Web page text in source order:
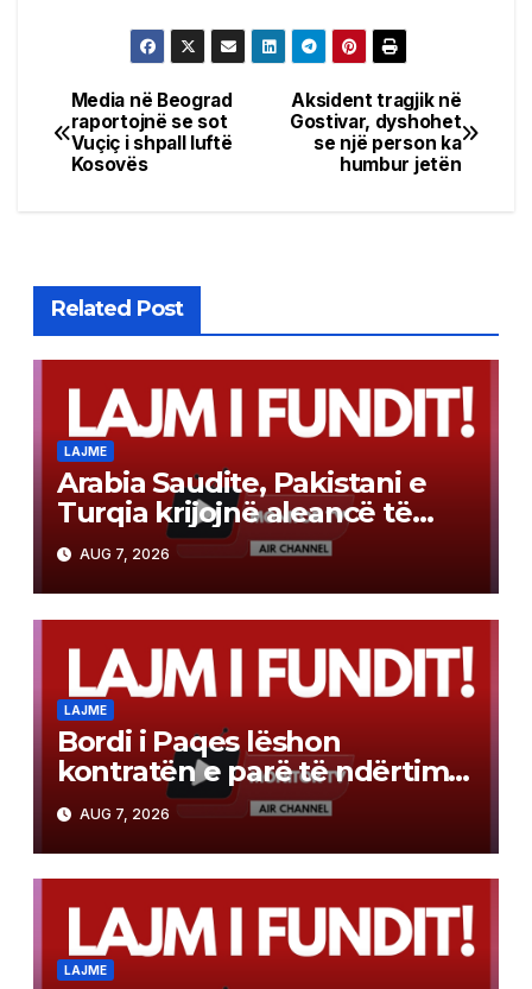
Post
navigation
Aksident tragjik në
Gostivar, dyshohet
se një person ka
humbur jetën
Media në Beograd
raportojnë se sot
Vuçiç i shpall luftë
Kosovës
Related Post
LAJME
Arabia Saudite, Pakistani e
Turqia krijojnë aleancë të
përbashkët mbrojtjeje sipas
modelit të NATO-s
AUG 7, 2026
LAJME
Bordi i Paqes lëshon
kontratën e parë të ndërtimit
në Gazë
AUG 7, 2026
LAJME